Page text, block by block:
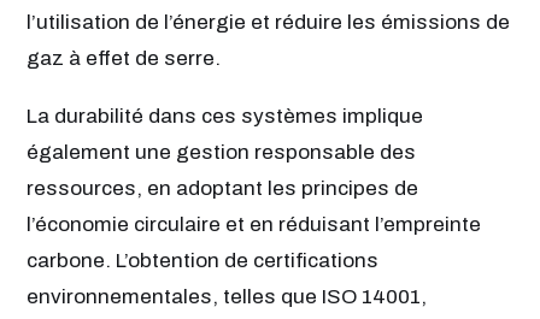
l’utilisation de l’énergie et réduire les émissions de
gaz à effet de serre.
La durabilité dans ces systèmes implique
également une gestion responsable des
ressources, en adoptant les principes de
l’économie circulaire et en réduisant l’empreinte
carbone. L’obtention de certifications
environnementales, telles que ISO 14001,